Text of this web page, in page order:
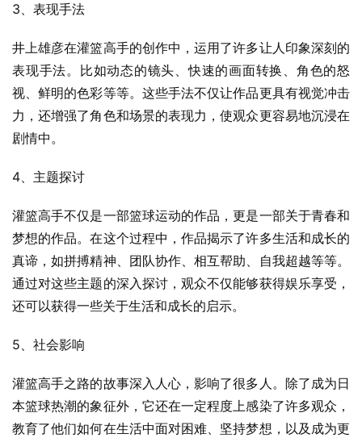
3、表现手法
井上雄彦在灌篮高手的创作中，运用了许多让人印象深刻的
表现手法。比如动态的镜头、快速的画面转换、角色的怒
视、鲜明的色彩等等。这些手法不仅让作品更具有视觉冲击
力，还增强了角色和场景的表现力，使观众更容易地沉浸在
剧情中。
4、主题探讨
灌篮高手不仅是一部篮球运动的作品，更是一部关于青春和
梦想的作品。在这个过程中，作品揭示了许多生活和成长的
真谛，如拼搏精神、团队协作、相互帮助、自我超越等等。
通过对这些主题的深入探讨，观众不仅能够获得娱乐享受，
还可以获得一些关于生活和成长的启示。
5、社会影响
灌篮高手之路的故事深入人心，影响了很多人。除了成为日
本篮球热潮的象征外，它还在一定程度上感染了许多观众，
教育了他们如何在生活中面对困难、坚持梦想，以及成为更